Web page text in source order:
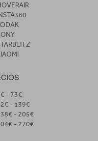
- 73€
- 139€
- 205€
- 270€